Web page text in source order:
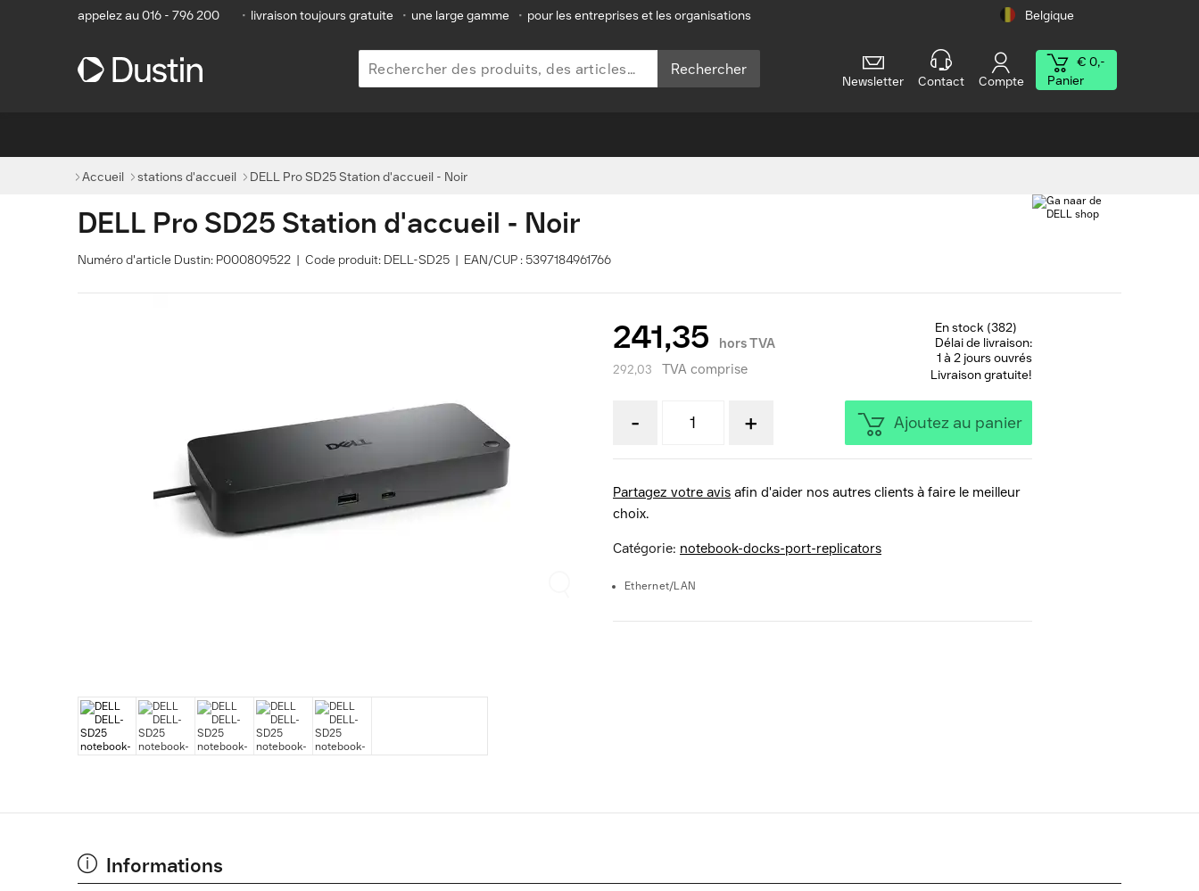
appelez au 016 - 796 200 • livraison toujours gratuite • une large gamme • pour les entreprises et les organisations Belgique
Rechercher
Newsletter Contact Compte
€ 0,-
Panier
Accueil stations d'accueil DELL Pro SD25 Station d'accueil - Noir
DELL Pro SD25 Station d'accueil - Noir
Numéro d'article Dustin: P000809522 | Code produit: DELL-SD25 | EAN/CUP : 5397184961766
241,35 hors TVA
292,03 TVA comprise
En stock (382)
Délai de livraison:
1 à 2 jours ouvrés
Livraison gratuite!
- + Ajoutez au panier
Partagez votre avis afin d'aider nos autres clients à faire le meilleur
choix.
Catégorie: notebook-docks-port-replicators
Ethernet/LAN
Informations